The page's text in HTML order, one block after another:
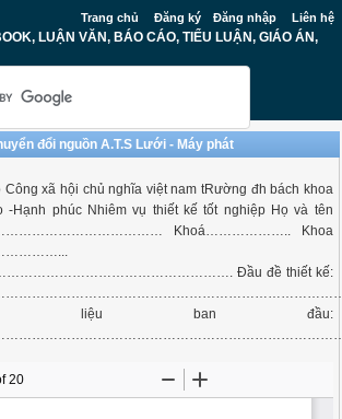
Trang chủ Đăng ký Đăng nhập Liên hệ
LUẬN VĂN, BÁO CÁO, TIỂU LUẬN, GIÁO ÁN,
đổi nguồn A.T.S Lưới - Máy phát
Công xã hội chủ nghĩa việt nam tRường đh bách khoa
Hạnh phúc Nhiêm vụ thiết kế tốt nghiệp Họ và tên
Khoá……………….. Khoa
Đầu đề thiết kế:
liệu ban đầu: